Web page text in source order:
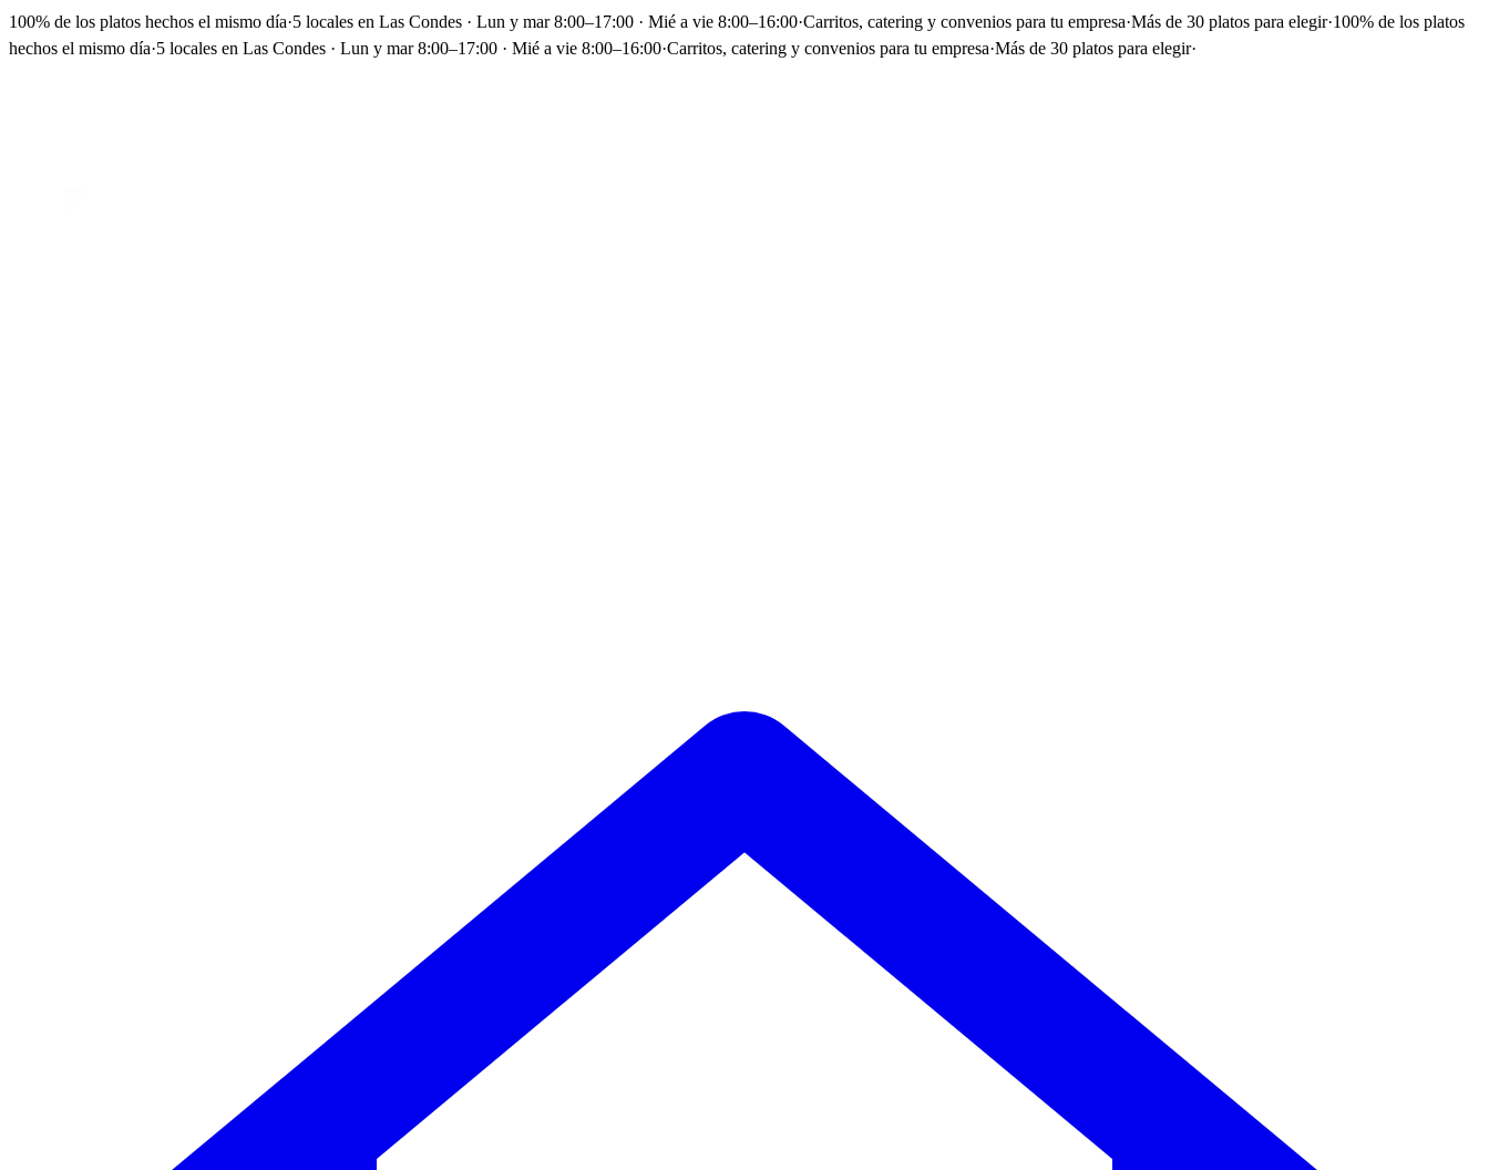
100% de los platos hechos el mismo día·5 locales en Las Condes · Lun y mar 8:00–17:00 · Mié a vie 8:00–16:00·Carritos, catering y convenios para tu empresa·Más de 30 platos para elegir·100% de los platos
hechos el mismo día·5 locales en Las Condes · Lun y mar 8:00–17:00 · Mié a vie 8:00–16:00·Carritos, catering y convenios para tu empresa·Más de 30 platos para elegir·